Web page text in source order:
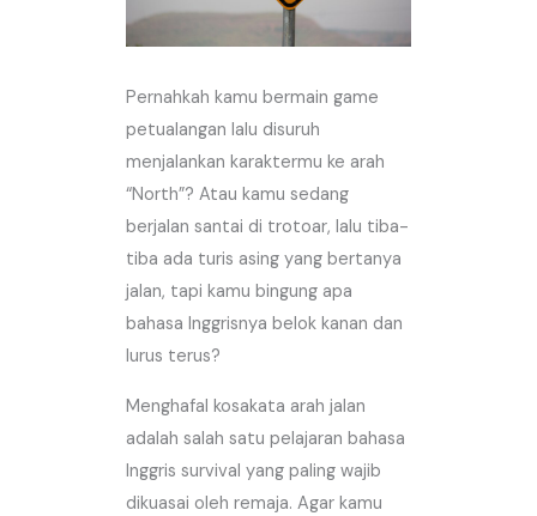
Pernahkah kamu bermain game
petualangan lalu disuruh
menjalankan karaktermu ke arah
“North”? Atau kamu sedang
berjalan santai di trotoar, lalu tiba-
tiba ada turis asing yang bertanya
jalan, tapi kamu bingung apa
bahasa Inggrisnya belok kanan dan
lurus terus?
Menghafal kosakata arah jalan
adalah salah satu pelajaran bahasa
Inggris survival yang paling wajib
dikuasai oleh remaja. Agar kamu